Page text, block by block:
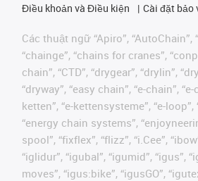
Điều khoản và Điều kiện
Cài đặt bảo
Các thuật ngữ “Apiro”, “AutoChain”,
“chainge”, “chains for cranes”,
chain”, “CTD”, “drygear”, “drylin”,
“dryway”, “easy chain”, “e-chain”,
ketten”, “e-kettensysteme”, “e-loop”,
“energy chain systems”,
spool”, “fixflex”, “flizz”, “i.Cee”,
“iglidur”, “igubal”, “igumid”, “igus”,
moves”, “igus:bike”, “igusGO”,